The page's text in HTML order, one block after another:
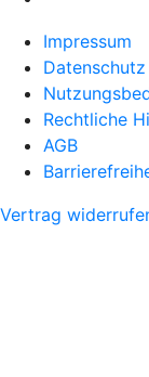
Impressum
Datenschutz
Rechtliche
AGB
Vertrag